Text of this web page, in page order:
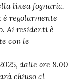
linea fognaria.
regolarmente
Ai residenti è
con le
dalle ore 8.00
chiuso al